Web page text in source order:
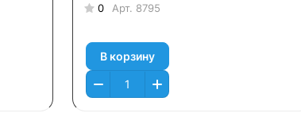
0 Арт. 8795
В корзину